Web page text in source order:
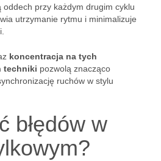
oddech przy każdym drugim cyklu
utrzymanie rytmu i minimalizuje
koncentracja na tych
techniki pozwolą znacząco
ruchów w stylu
błędów w